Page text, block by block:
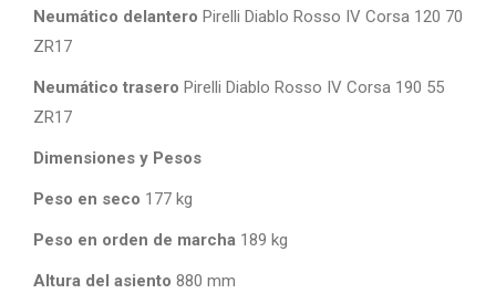
Neumático delantero Pirelli Diablo Rosso IV Corsa 120 70
ZR17
Neumático trasero Pirelli Diablo Rosso IV Corsa 190 55
ZR17
Dimensiones y Pesos
Peso en seco 177 kg
Peso en orden de marcha 189 kg
Altura del asiento 880 mm